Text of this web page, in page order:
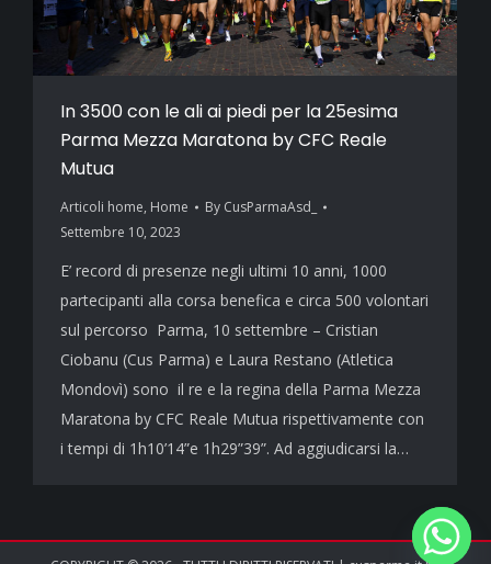
In 3500 con le ali ai piedi per la 25esima
Parma Mezza Maratona by CFC Reale
Mutua
Articoli home, Home By CusParmaAsd_
Settembre 10, 2023
E’ record di presenze negli ultimi 10 anni, 1000
partecipanti alla corsa benefica e circa 500 volontari
sul percorso Parma, 10 settembre – Cristian
Ciobanu (Cus Parma) e Laura Restano (Atletica
Mondovì) sono il re e la regina della Parma Mezza
Maratona by CFC Reale Mutua rispettivamente con
i tempi di 1h10’14”e 1h29”39”. Ad aggiudicarsi la…